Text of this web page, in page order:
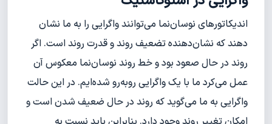
اندیکاتورهای نوسان‌نما می‌توانند واگرایی را به ما نشان
دهند که نشان‌دهنده تضعیف روند و قدرت روند است. اگر
روند در حال صعود بود و خط روند نوسان‌نما معکوس آن
عمل می‌کرد ما با یک واگرایی روبه‌رو شده‌ایم. در این حالت
واگرایی به ما می‌گوید که روند در حال ضعیف شدن است و